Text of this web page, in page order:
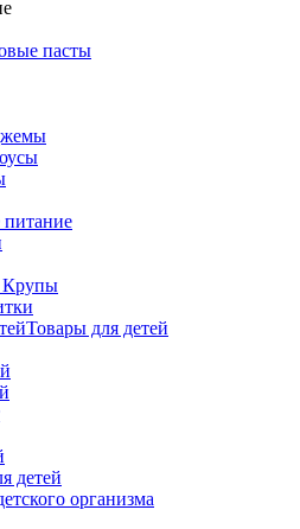
пасты
питание
Крупы
Товары для детей
детей
организма